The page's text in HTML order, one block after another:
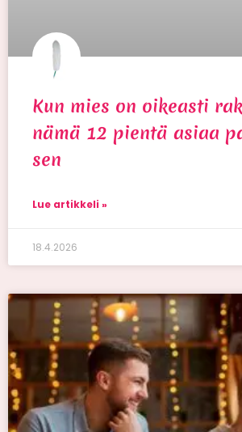
Kun mies on oikeasti
nämä 12 pientä asiaa
sen
Lue artikkeli »
18.4.2026